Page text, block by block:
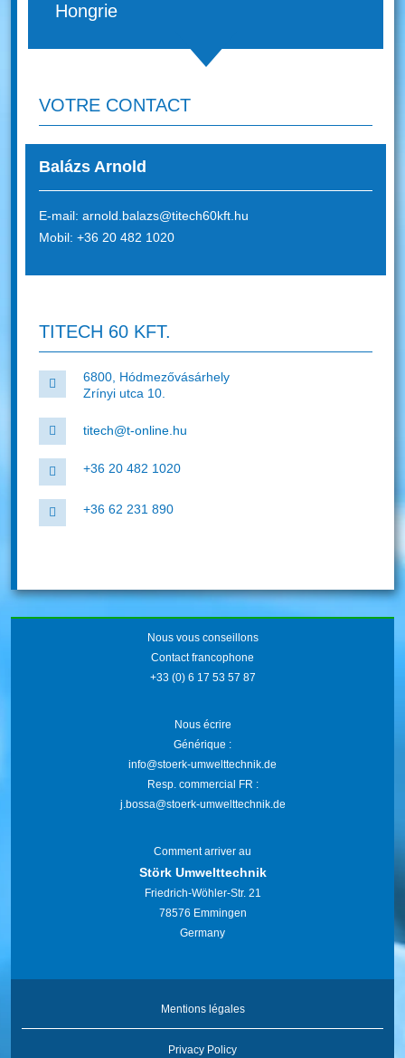
Hongrie
VOTRE CONTACT
Balázs Arnold
E-mail: arnold.balazs@titech60kft.hu
Mobil: +36 20 482 1020
TITECH 60 KFT.
6800, Hódmezővásárhely
Zrínyi utca 10.
titech@t-online.hu
+36 20 482 1020
+36 62 231 890
Nous vous conseillons
Contact francophone
+33 (0) 6 17 53 57 87
Nous écrire
Générique :
info@stoerk-umwelttechnik.de
Resp. commercial FR :
j.bossa@stoerk-umwelttechnik.de
Comment arriver au
Störk Umwelttechnik
Friedrich-Wöhler-Str. 21
78576 Emmingen
Germany
Mentions légales
Privacy Policy